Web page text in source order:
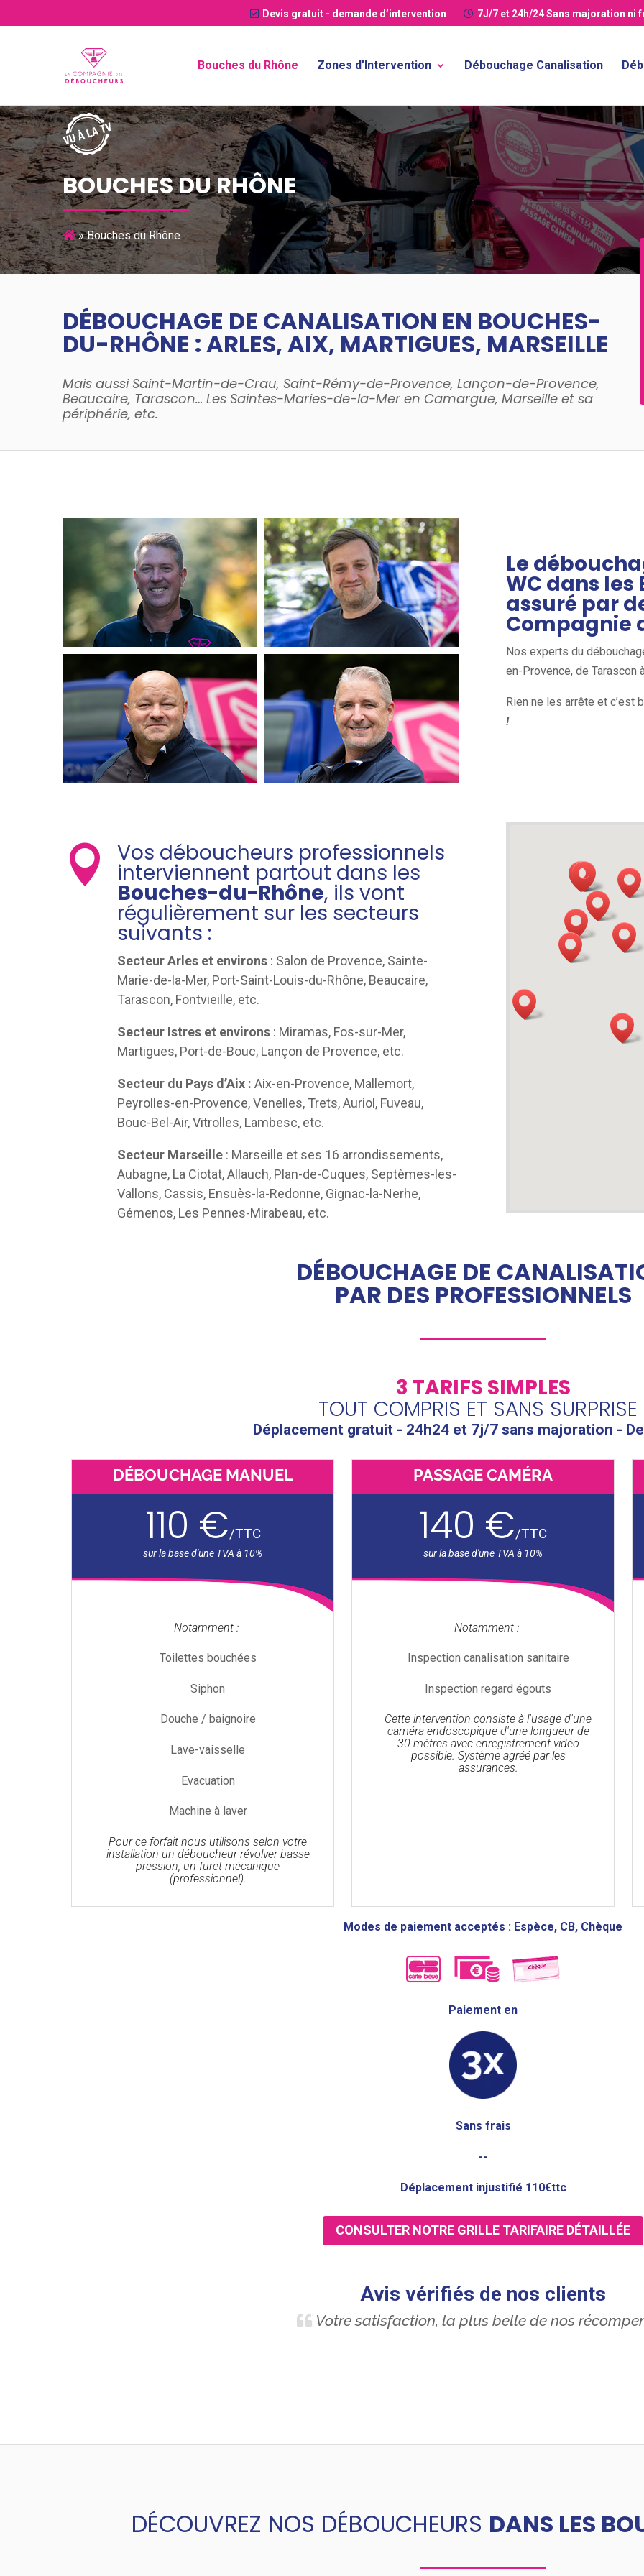
Devis gratuit - demande d’intervention 7J/7 et 24h/24Sans majoration ni
Bouches du Rhône Zones d’Intervention Débouchage Canalisation
BOUCHES DU RHÔNE
»Bouches du Rhône
DÉBOUCHAGE DE CANALISATION EN BOUCHES-
DU-RHÔNE : ARLES, AIX, MARTIGUES, MARSEILLE
Mais aussi Saint-Martin-de-Crau, Saint-Rémy-de-Provence, Lançon-de-Provence,
Beaucaire, Tarascon… Les Saintes-Maries-de-la-Mer en Camargue, Marseille et sa
périphérie, etc.
Le
WC dans
assuré par
Compagnie
Nos experts du
en-Provence, de Tarascon
Rien ne les arrête et c’est
!
 Vos déboucheurs professionnels
interviennent partout dans les
Bouches-du-Rhône, ils vont
régulièrement sur les secteurs
suivants :
Secteur Arles et environs : Salon de Provence, Sainte-
Marie-de-la-Mer, Port-Saint-Louis-du-Rhône, Beaucaire,
Tarascon, Fontvieille, etc.
Secteur Istres et environs : Miramas, Fos-sur-Mer,
Martigues, Port-de-Bouc, Lançon de Provence, etc.
Secteur du Pays d’Aix : Aix-en-Provence, Mallemort,
Peyrolles-en-Provence, Venelles, Trets, Auriol, Fuveau,
Bouc-Bel-Air, Vitrolles, Lambesc, etc.
Secteur Marseille : Marseille et ses 16 arrondissements,
Aubagne, La Ciotat, Allauch, Plan-de-Cuques, Septèmes-les-
Vallons, Cassis, Ensuès-la-Redonne, Gignac-la-Nerhe,
Gémenos, Les Pennes-Mirabeau, etc.
DÉBOUCHAGE DE
PAR DES PROFESSIONNELS
3 TARIFS SIMPLES
TOUT COMPRIS ET SANS SURPRISE
Déplacement gratuit - 24h24 et 7j/7 sans majoration -
DÉBOUCHAGE MANUEL
110 €/TTC
Notamment :
Toilettes bouchées
Siphon
Douche / baignoire
Lave-vaisselle
Evacuation
Machine à laver
Pour ce forfait nous utilisons selon votre
installation un déboucheur révolver basse
pression, un furet mécanique
(professionnel).
PASSAGE CAMÉRA
140 €/TTC
Notamment :
Inspection canalisation sanitaire
Inspection regard égouts
Cette intervention consiste à l'usage d'une
caméra endoscopique d'une longueur de
30 mètres avec enregistrement vidéo
possible. Système agréé par les
assurances.
Modes de paiement acceptés : Espèce, CB, Chèque
Paiement en
Sans frais
--
Déplacement injustifié 110€ttc
CONSULTER NOTRE GRILLE TARIFAIRE DÉTAILLÉE
Avis vérifiés de nos clients
Votre satisfaction, la plus belle de nos
DÉCOUVREZ NOS DÉBOUCHEURS DANS LES